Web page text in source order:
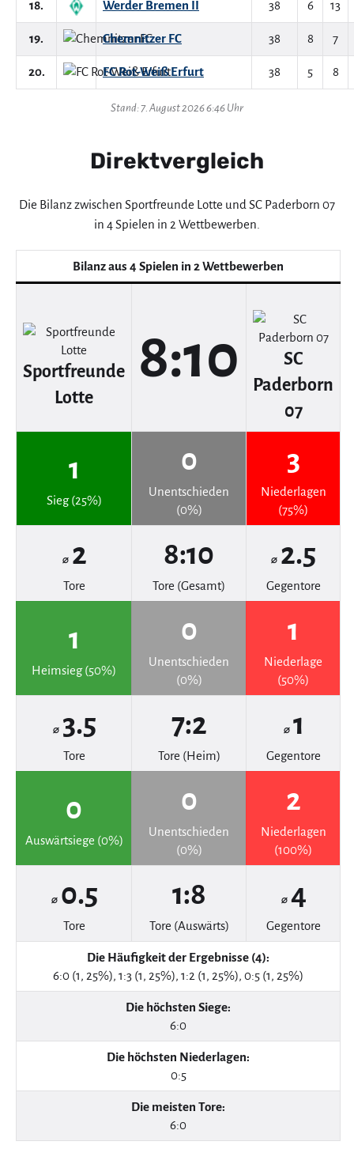
18. Werder Bremen II 38 6 13
19. Chemnitzer FC 38 8 7
20. FC Rot-Weiß Erfurt 38 5 8
Stand: 7. August 2026 6:46 Uhr
Direktvergleich
Die Bilanz zwischen Sportfreunde Lotte und SC Paderborn 07
in 4 Spielen in 2 Wettbewerben.
Bilanz aus 4 Spielen in 2 Wettbewerben
Sportfreunde
Lotte
8:10
SC
Paderborn
07
1
Sieg (25%)
0
Unentschieden
(0%)
3
Niederlagen
(75%)
⌀ 2
Tore
8:10
Tore (Gesamt)
⌀ 2.5
Gegentore
1
Heimsieg (50%)
0
Unentschieden
(0%)
1
Niederlage
(50%)
⌀ 3.5
Tore
7:2
Tore (Heim)
⌀ 1
Gegentore
0
Auswärtsiege (0%)
0
Unentschieden
(0%)
2
Niederlagen
(100%)
⌀ 0.5
Tore
1:8
Tore (Auswärts)
⌀ 4
Gegentore
Die Häufigkeit der Ergebnisse (4):
6:0 (1, 25%), 1:3 (1, 25%), 1:2 (1, 25%), 0:5 (1, 25%)
Die höchsten Siege:
6:0
Die höchsten Niederlagen:
0:5
Die meisten Tore:
6:0